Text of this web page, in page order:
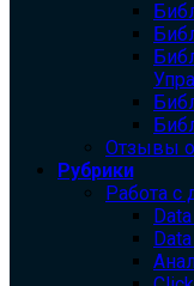
Отзывы
Рубрики
Работа